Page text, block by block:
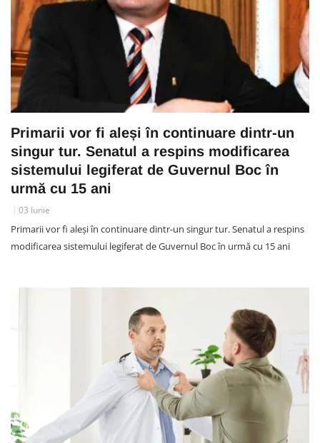
Primarii vor fi aleși în continuare dintr-un
singur tur. Senatul a respins modificarea
sistemului legiferat de Guvernul Boc în
urmă cu 15 ani
03 Iunie
Primarii vor fi aleși în continuare dintr-un singur tur. Senatul a respins
modificarea sistemului legiferat de Guvernul Boc în urmă cu 15 ani